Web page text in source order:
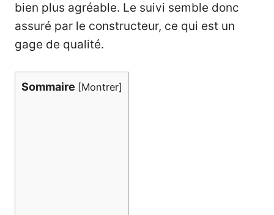
bien plus agréable. Le suivi semble donc
assuré par le constructeur, ce qui est un
gage de qualité.
Sommaire [Montrer]